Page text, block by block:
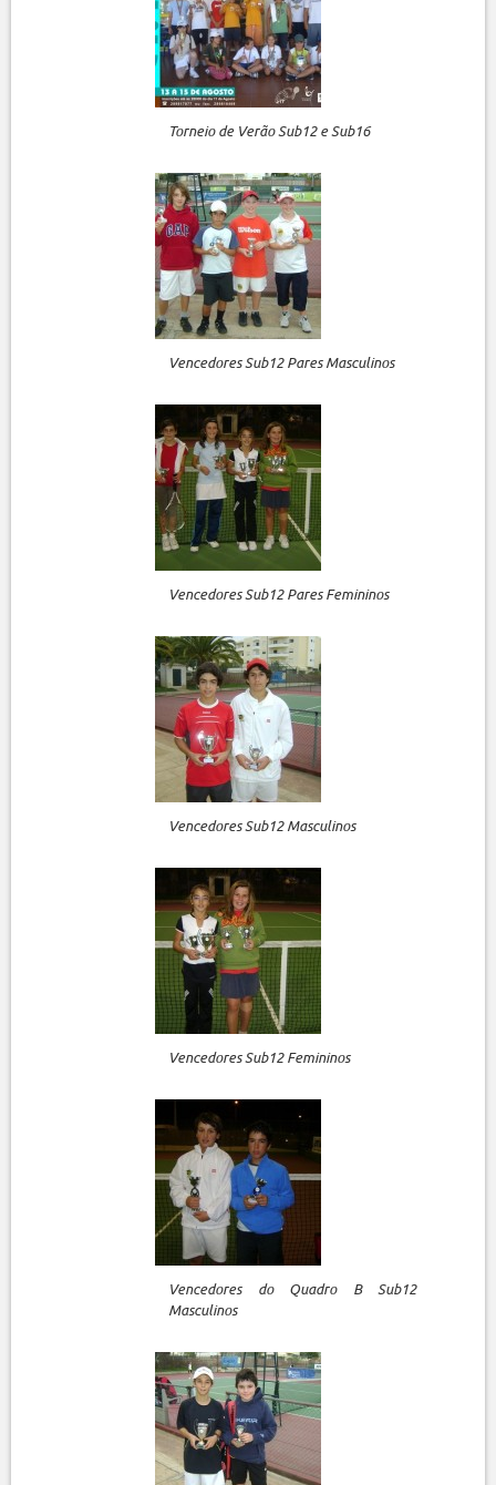
Torneio de Verão Sub12 e Sub16
Vencedores Sub12 Pares Masculinos
Vencedores Sub12 Pares Femininos
Vencedores Sub12 Masculinos
Vencedores Sub12 Femininos
Vencedores do Quadro B Sub12
Masculinos